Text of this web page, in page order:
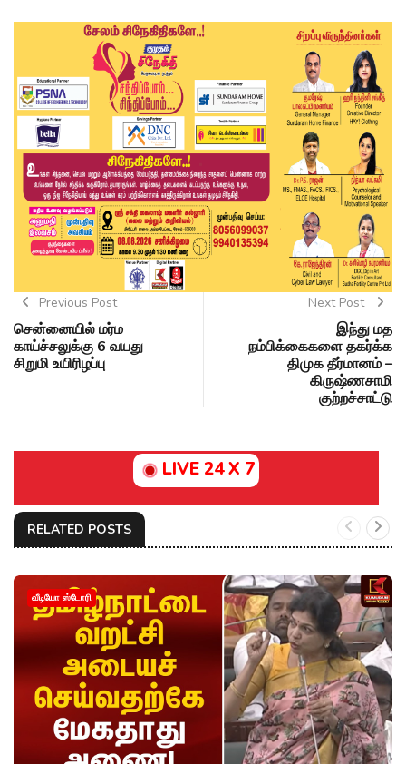
Previous Post
சென்னையில் மர்ம
காய்ச்சலுக்கு 6 வயது
சிறுமி உயிரிழப்பு
Next Post
இந்து மத
நம்பிக்கைகளை தகர்க்க
திமுக தீர்மானம் –
கிருஷ்ணசாமி
குற்றச்சாட்டு
LIVE 24 X 7
RELATED POSTS
வீடியோ ஸ்டோரி